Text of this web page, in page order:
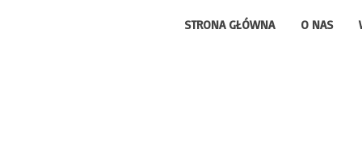
STRONA GŁÓWNA O NAS